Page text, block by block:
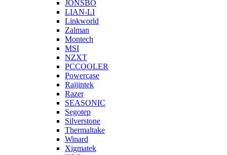
JONSBO
LIAN-LI
Linkworld
Zalman
Montech
MSI
NZXT
PCCOOLER
Powercase
Raijintek
Razer
SEASONIC
Segotep
Silverstone
Thermaltake
Winard
Xigmatek